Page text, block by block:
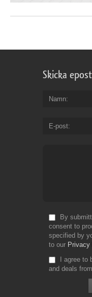
Skicka epost
Namn
E-post
By
consent to
specified by
to our
I agree to
and deals